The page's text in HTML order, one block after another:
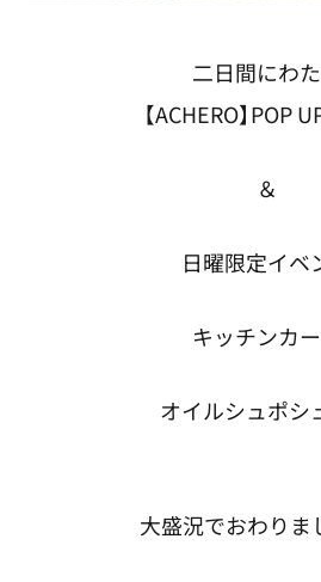
二日間にわ
【ACHERO】POP
＆
日曜限定イベ
キッチンカ
オイルシュポシ
大盛況でおわりま